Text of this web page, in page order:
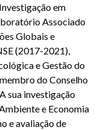
em
Associado
Globais e
(2017-2021),
e Gestão do
do Conselho
sua investigação
e Economia
e avaliação de